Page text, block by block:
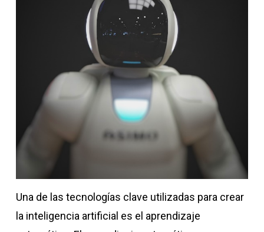
Una de las tecnologías clave utilizadas para crear
la inteligencia artificial es el aprendizaje